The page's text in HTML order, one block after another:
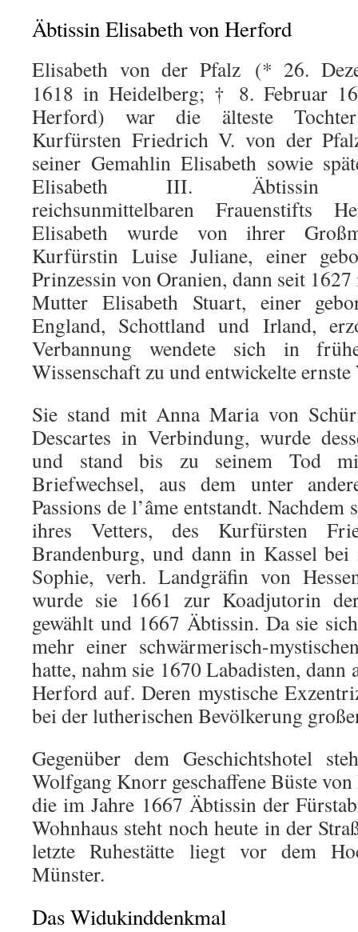
Äbtissin Elisabeth von Herford
Elisabeth von der Pfalz (* 26.
1618 in Heidelberg; † 8. Februar
Herford) war die älteste
Kurfürsten Friedrich V. von der
seiner Gemahlin Elisabeth sowie
Elisabeth III. Äbtissin
reichsunmittelbaren Frauenstifts
Elisabeth wurde von ihrer
Kurfürstin Luise Juliane, einer
Prinzessin von Oranien, dann seit
Mutter Elisabeth Stuart, einer
England, Schottland und Irland,
Verbannung wendete sich in
Wissenschaft zu und entwickelte ernste
Sie stand mit Anna Maria von
Descartes in Verbindung, wurde
und stand bis zu seinem Tod
Briefwechsel, aus dem unter
Passions de l’âme entstandt.
ihres Vetters, des Kurfürsten
Brandenburg, und dann in Kassel
Sophie, verh. Landgräfin von
wurde sie 1661 zur Koadjutorin
gewählt und 1667 Äbtissin. Da sie
mehr einer schwärmerisch-
hatte, nahm sie 1670 Labadisten, dann
Herford auf. Deren mystische
bei der lutherischen Bevölkerung
Gegenüber dem Geschichtshotel
Wolfgang Knorr geschaffene Büste
die im Jahre 1667 Äbtissin der
Wohnhaus steht noch heute in der
letzte Ruhestätte liegt vor dem
Münster.
Das Widukinddenkmal